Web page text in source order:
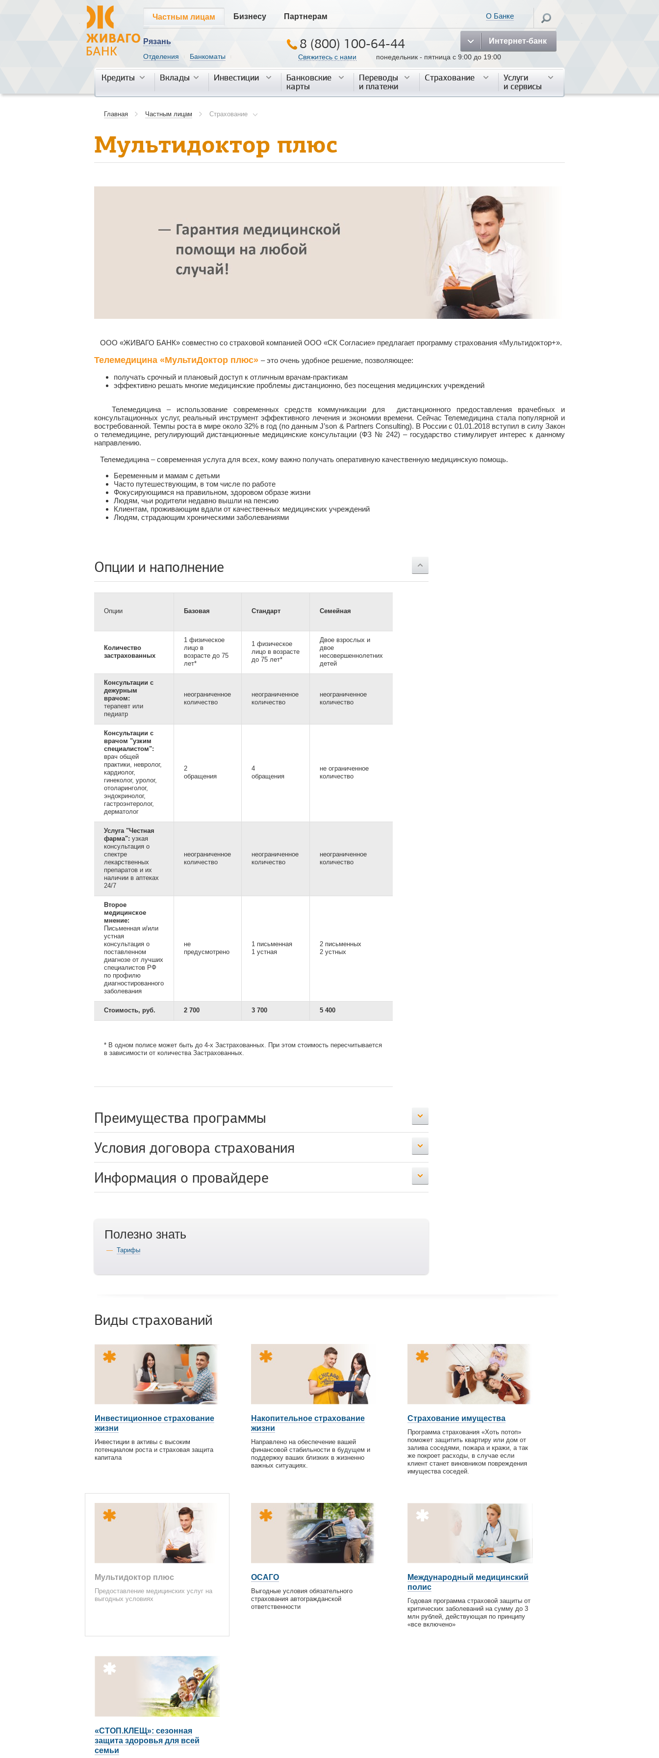
Частным лицам Бизнесу Партнерам О Банке
Интернет-банк
Рязань
Отделения Банкоматы
8 (800) 100-64-44
Свяжитесь с нами понедельник - пятница с 9:00 до 19:00
Кредиты
Кредиты Вклады
Вклады Инвестиции
Инвестиции
Банковские
карты
Банковские
карты
Переводы
и платежи
Переводы
и платежи
Страхование
Страхование
Услуги
и сервисы
Услуги
и сервисы
Главная Частным лицам Страхование
Мультидоктор плюс
ООО «ЖИВАГО БАНК» совместно со страховой компанией ООО «СК Согласие» предлагает программу страхования «Мультидоктор+».
Телемедицина «МультиДоктор плюс» – это очень удобное решение, позволяющее:
получать срочный и плановый доступ к отличным врачам-практикам
эффективно решать многие медицинские проблемы дистанционно, без посещения медицинских учреждений
Телемедицина – использование современных средств коммуникации для дистанционного предоставления врачебных и
консультационных услуг, реальный инструмент эффективного лечения и экономии времени. Сейчас Телемедицина стала популярной и
востребованной. Темпы роста в мире около 32% в год (по данным J’son & Partners Consulting). В России с 01.01.2018 вступил в силу Закон
о телемедицине, регулирующий дистанционные медицинские консультации (ФЗ № 242) – государство стимулирует интерес к данному
направлению.
Телемедицина – современная услуга для всех, кому важно получать оперативную качественную медицинскую помощь.
Беременным и мамам с детьми
Часто путешествующим, в том числе по работе
Фокусирующимся на правильном, здоровом образе жизни
Людям, чьи родители недавно вышли на пенсию
Клиентам, проживающим вдали от качественных медицинских учреждений
Людям, страдающим хроническими заболеваниями
Опции и наполнение
Опции Базовая Стандарт Семейная
Количество
застрахованных
1 физическое
лицо в
возрасте до 75
лет*
1 физическое
лицо в возрасте
до 75 лет*
Двое взрослых и
двое
несовершеннолетних
детей
Консультации с
дежурным
врачом:
терапевт или
педиатр
неограниченное
количество
неограниченное
количество
неограниченное
количество
Консультации с
врачом "узким
специалистом":
врач общей
практики, невролог,
кардиолог,
гинеколог, уролог,
отоларинголог,
эндокринолог,
гастроэнтеролог,
дерматолог
2
обращения
4
обращения
не ограниченное
количество
Услуга "Честная
фарма": узкая
консультация о
спектре
лекарственных
препаратов и их
наличии в аптеках
24/7
неограниченное
количество
неограниченное
количество
неограниченное
количество
Второе
медицинское
мнение:
Письменная и/или
устная
консультация о
поставленном
диагнозе от лучших
специалистов РФ
по профилю
диагностированного
заболевания
не
предусмотрено
1 письменная
1 устная
2 письменных
2 устных
Стоимость, руб. 2 700 3 700 5 400
* В одном полисе может быть до 4-х Застрахованных. При этом стоимость пересчитывается
в зависимости от количества Застрахованных.
Преимущества программы
Условия договора страхования
Информация о провайдере
Полезно знать
Тарифы
Виды страхований
Инвестиционное страхование
жизни
Инвестиции в активы с высоким
потенциалом роста и страховая защита
капитала
Накопительное страхование
жизни
Направлено на обеспечение вашей
финансовой стабильности в будущем и
поддержку ваших близких в жизненно
важных ситуациях.
Страхование имущества
Программа страхования «Хоть потоп»
поможет защитить квартиру или дом от
залива соседями, пожара и кражи, а так
же покроет расходы, в случае если
клиент станет виновником повреждения
имущества соседей.
Мультидоктор плюс
Предоставление медицинских услуг на
выгодных условиях
ОСАГО
Выгодные условия обязательного
страхования автогражданской
ответственности
Международный медицинский
полис
Годовая программа страховой защиты от
критических заболеваний на сумму до 3
млн рублей, действующая по принципу
«все включено»
«СТОП.КЛЕЩ»: сезонная
защита здоровья для всей
семьи